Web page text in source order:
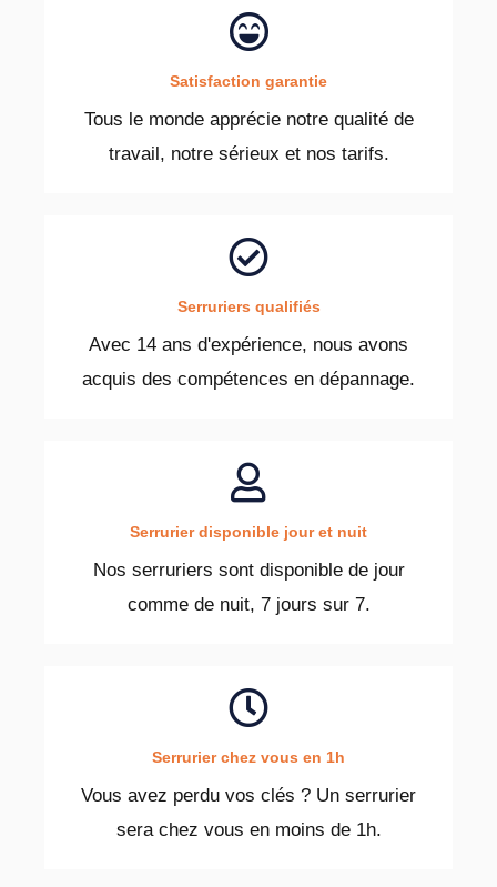
Satisfaction garantie
Tous le monde apprécie notre qualité de
travail, notre sérieux et nos tarifs.
Serruriers qualifiés
Avec 14 ans d'expérience, nous avons
acquis des compétences en dépannage.
Serrurier disponible jour et nuit
Nos serruriers sont disponible de jour
comme de nuit, 7 jours sur 7.
Serrurier chez vous en 1h
Vous avez perdu vos clés ? Un serrurier
sera chez vous en moins de 1h.